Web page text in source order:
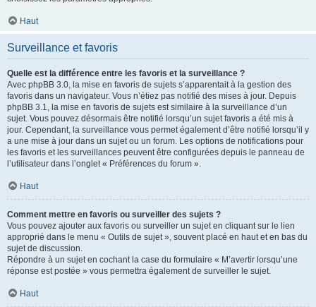
Haut
Surveillance et favoris
Quelle est la différence entre les favoris et la surveillance ?
Avec phpBB 3.0, la mise en favoris de sujets s’apparentait à la gestion des
favoris dans un navigateur. Vous n’étiez pas notifié des mises à jour. Depuis
phpBB 3.1, la mise en favoris de sujets est similaire à la surveillance d’un
sujet. Vous pouvez désormais être notifié lorsqu’un sujet favoris a été mis à
jour. Cependant, la surveillance vous permet également d’être notifié lorsqu’il y
a une mise à jour dans un sujet ou un forum. Les options de notifications pour
les favoris et les surveillances peuvent être configurées depuis le panneau de
l’utilisateur dans l’onglet « Préférences du forum ».
Haut
Comment mettre en favoris ou surveiller des sujets ?
Vous pouvez ajouter aux favoris ou surveiller un sujet en cliquant sur le lien
approprié dans le menu « Outils de sujet », souvent placé en haut et en bas du
sujet de discussion.
Répondre à un sujet en cochant la case du formulaire « M’avertir lorsqu’une
réponse est postée » vous permettra également de surveiller le sujet.
Haut